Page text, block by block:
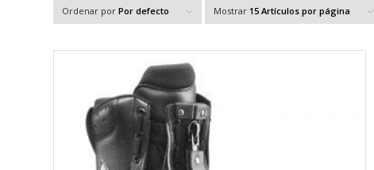
Ordenar por Por defecto Mostrar 15 Artículos por página